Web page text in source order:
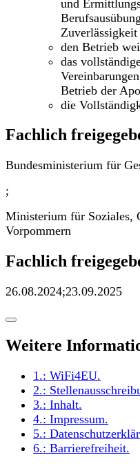
und
Zuverlässigkeit
den Betrieb
das
Betrieb der
die
Fachlich
Bundesministerium für
;
Ministerium für Soziales,
Vorpommern
Fachlich
26.08.2024;23.09.2025
Weitere
1.: WiFi4EU.
2.:
3.: Inhalt.
4.: Impressum.
5.:
6.: Barrierefreiheit.